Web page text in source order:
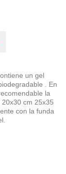
un gel
. En
la
cm 25x35
con la funda